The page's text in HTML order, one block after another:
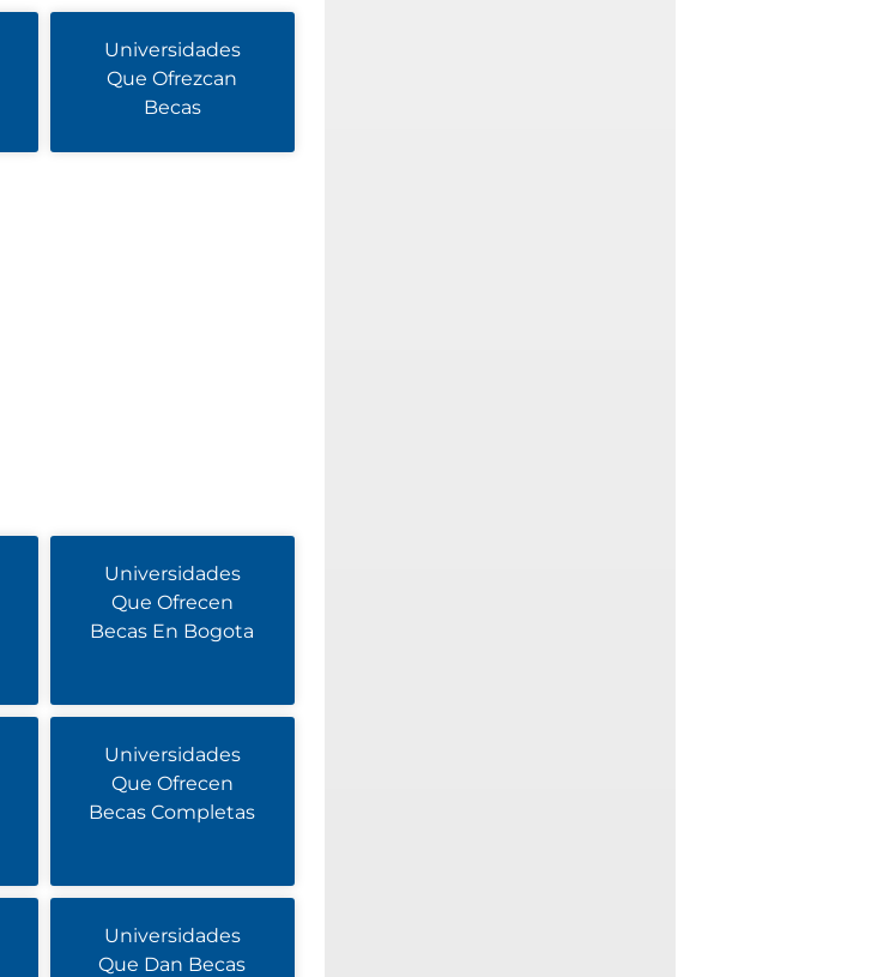
Universidades
Que Ofrezcan
Becas
Universidades
Que Ofrecen
Becas En Bogota
Universidades
Que Ofrecen
Becas Completas
Universidades
Que Dan Becas